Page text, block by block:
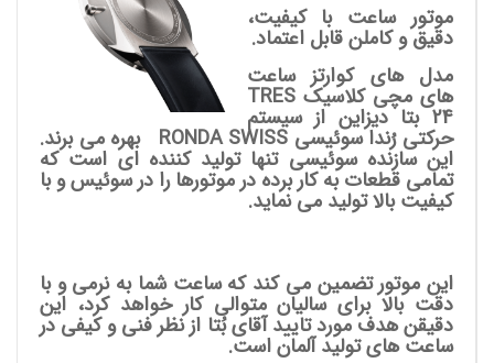
موتور ساعت با کیفیت،
دقیق و کاملن قابل اعتماد.
مدل های کوارتز ساعت
های مچی کلاسیک TRES
24 بتا دیزاین از سیستم
حرکتی رُندا سوئیسی RONDA SWISS بهره می برند.
این سازنده سوئیسی تنها تولید کننده ای است که
تمامی قطعات به کار برده در موتورها را در سوئیس و با
کیفیت بالا تولید می نماید.
این موتور تضمین می کند که ساعت شما به نرمی و با
دقت بالا برای سالیان متوالی کار خواهد کرد، این
دقیقن هدف مورد تایید آقای بُتا از نظر فنی و کیفی در
ساعت های تولید آلمان است.